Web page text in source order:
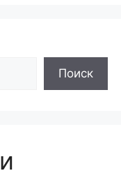
Поиск